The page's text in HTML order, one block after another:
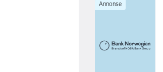
Annonse